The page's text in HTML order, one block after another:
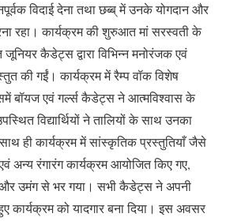
विदाई देना तथा छब्ब् में उनके योगदान और
रहा। कार्यक्रम की शुरुआत मां सरस्वती के
कैडेट्स द्वारा विभिन्न मनोरंजक एवं
की गईं। कार्यक्रम में रैम्प वॉक विशेष
बॉयज एवं गर्ल्स कैडेट्स ने आत्मविश्वास के
विद्यार्थियों ने तालियों के साथ उनका
ही कार्यक्रम में सांस्कृतिक प्रस्तुतियाँ जैसे
अन्य रंगारंग कार्यक्रम आयोजित किए गए,
और उमंग से भर गया। सभी कैडेट्स ने अपनी
कार्यक्रम को यादगार बना दिया। इस अवसर